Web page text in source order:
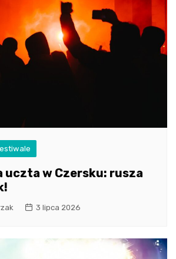
uczta w Czersku: rusza
3 lipca 2026